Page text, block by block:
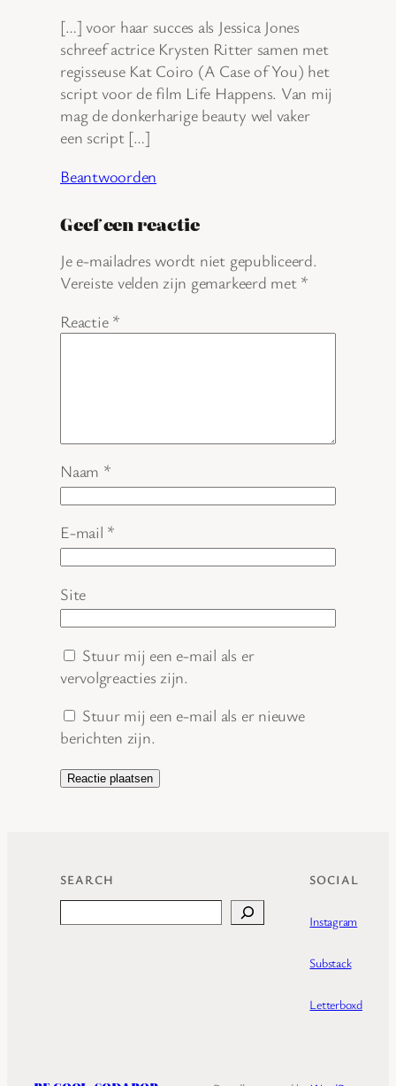
[…] voor haar succes als Jessica Jones
schreef actrice Krysten Ritter samen met
regisseuse Kat Coiro (A Case of You) het
script voor de film Life Happens. Van mij
mag de donkerharige beauty wel vaker
een script […]
Beantwoorden
Geef een reactie
Je e-mailadres wordt niet gepubliceerd.
Vereiste velden zijn gemarkeerd met *
Reactie *
Naam *
E-mail *
Site
Stuur mij een e-mail als er
vervolgreacties zijn.
Stuur mij een e-mail als er nieuwe
berichten zijn.
SEARCH SOCIAL
Instagram
Substack
Letterboxd